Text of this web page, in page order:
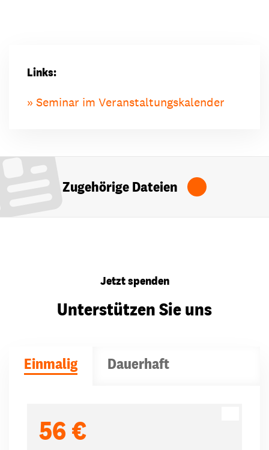
Links:
Seminar im Veranstaltungskalender
Zugehörige Dateien
Jetzt spenden
Unterstützen Sie uns
Einmalig Dauerhaft
56 €